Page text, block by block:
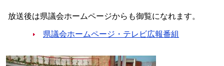
放送後は県議会ホームページからも御覧になれます。
県議会ホームページ・テレビ広報番組